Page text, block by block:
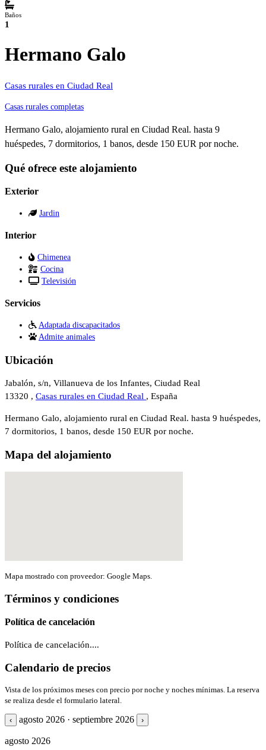
Baños
1
Hermano Galo
Casas rurales en Ciudad Real
Casas rurales completas
Hermano Galo, alojamiento rural en Ciudad Real. hasta 9
huéspedes, 7 dormitorios, 1 banos, desde 150 EUR por noche.
Qué ofrece este alojamiento
Exterior
Jardin
Interior
Chimenea
Cocina
Televisión
Servicios
Adaptada discapacitados
Admite animales
Ubicación
Jabalón, s/n, Villanueva de los Infantes, Ciudad Real
13320 , Casas rurales en Ciudad Real , España
Hermano Galo, alojamiento rural en Ciudad Real. hasta 9 huéspedes,
7 dormitorios, 1 banos, desde 150 EUR por noche.
Mapa del alojamiento
Mapa mostrado con proveedor: Google Maps.
Términos y condiciones
Política de cancelación
Política de cancelación....
Calendario de precios
Vista de los próximos meses con precio por noche y noches mínimas. La reserva
se realiza desde el formulario lateral.
‹ agosto 2026 · septiembre 2026 ›
agosto 2026